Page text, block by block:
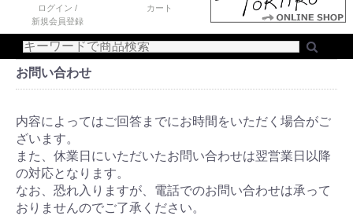
ログイン /
新規会員登録
カート
お問い合わせ
内容によってはご回答までにお時間をいただく場合がご
ざいます。
また、休業日にいただいたお問い合わせは翌営業日以降
の対応となります。
なお、恐れ入りますが、電話でのお問い合わせは承って
おりませんのでご了承ください。
ランキング
ご利用ガイド